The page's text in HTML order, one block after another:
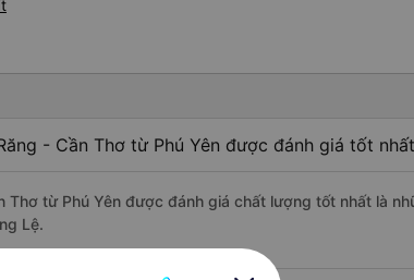
- Cần Thơ từ Phú Yên được đánh giá tốt
Thơ từ Phú Yên được đánh giá chất lượng tốt nhất là
Lệ.